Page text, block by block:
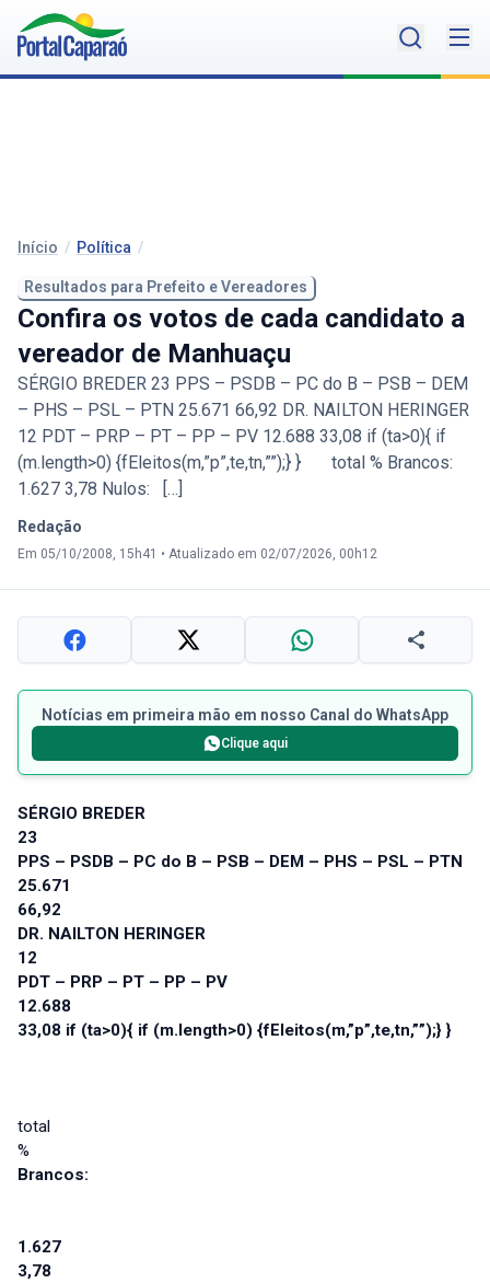
Início / Política /
Resultados para Prefeito e Vereadores
Confira os votos de cada candidato a
vereador de Manhuaçu
SÉRGIO BREDER 23 PPS – PSDB – PC do B – PSB – DEM
– PHS – PSL – PTN 25.671 66,92 DR. NAILTON HERINGER
12 PDT – PRP – PT – PP – PV 12.688 33,08 if (ta>0){ if
(m.length>0) {fEleitos(m,”p”,te,tn,””);} } total % Brancos:
1.627 3,78 Nulos: […]
Redação
Em 05/10/2008, 15h41 • Atualizado em 02/07/2026, 00h12
Notícias em primeira mão em nosso Canal do WhatsApp
Clique aqui
SÉRGIO BREDER
23
PPS – PSDB – PC do B – PSB – DEM – PHS – PSL – PTN
25.671
66,92
DR. NAILTON HERINGER
12
PDT – PRP – PT – PP – PV
12.688
33,08 if (ta>0){ if (m.length>0) {fEleitos(m,”p”,te,tn,””);} }
total
%
Brancos:
1.627
3,78